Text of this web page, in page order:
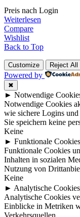
Preis nach Login
Weiterlesen
Compare
Wishlist
Back to Top
Customize Reject All
Powered by
✖
► Notwendige
Notwendige Cookies
wie sichere Logins und
Sie speichern keine
Keine
► Funktionale Cookies
Funktionale Cookies
Inhalten in sozialen
Nutzung von
Keine
► Analytische Cookies
Analytische Cookies
Einblicke in Metriken
Verkehrsquellen.